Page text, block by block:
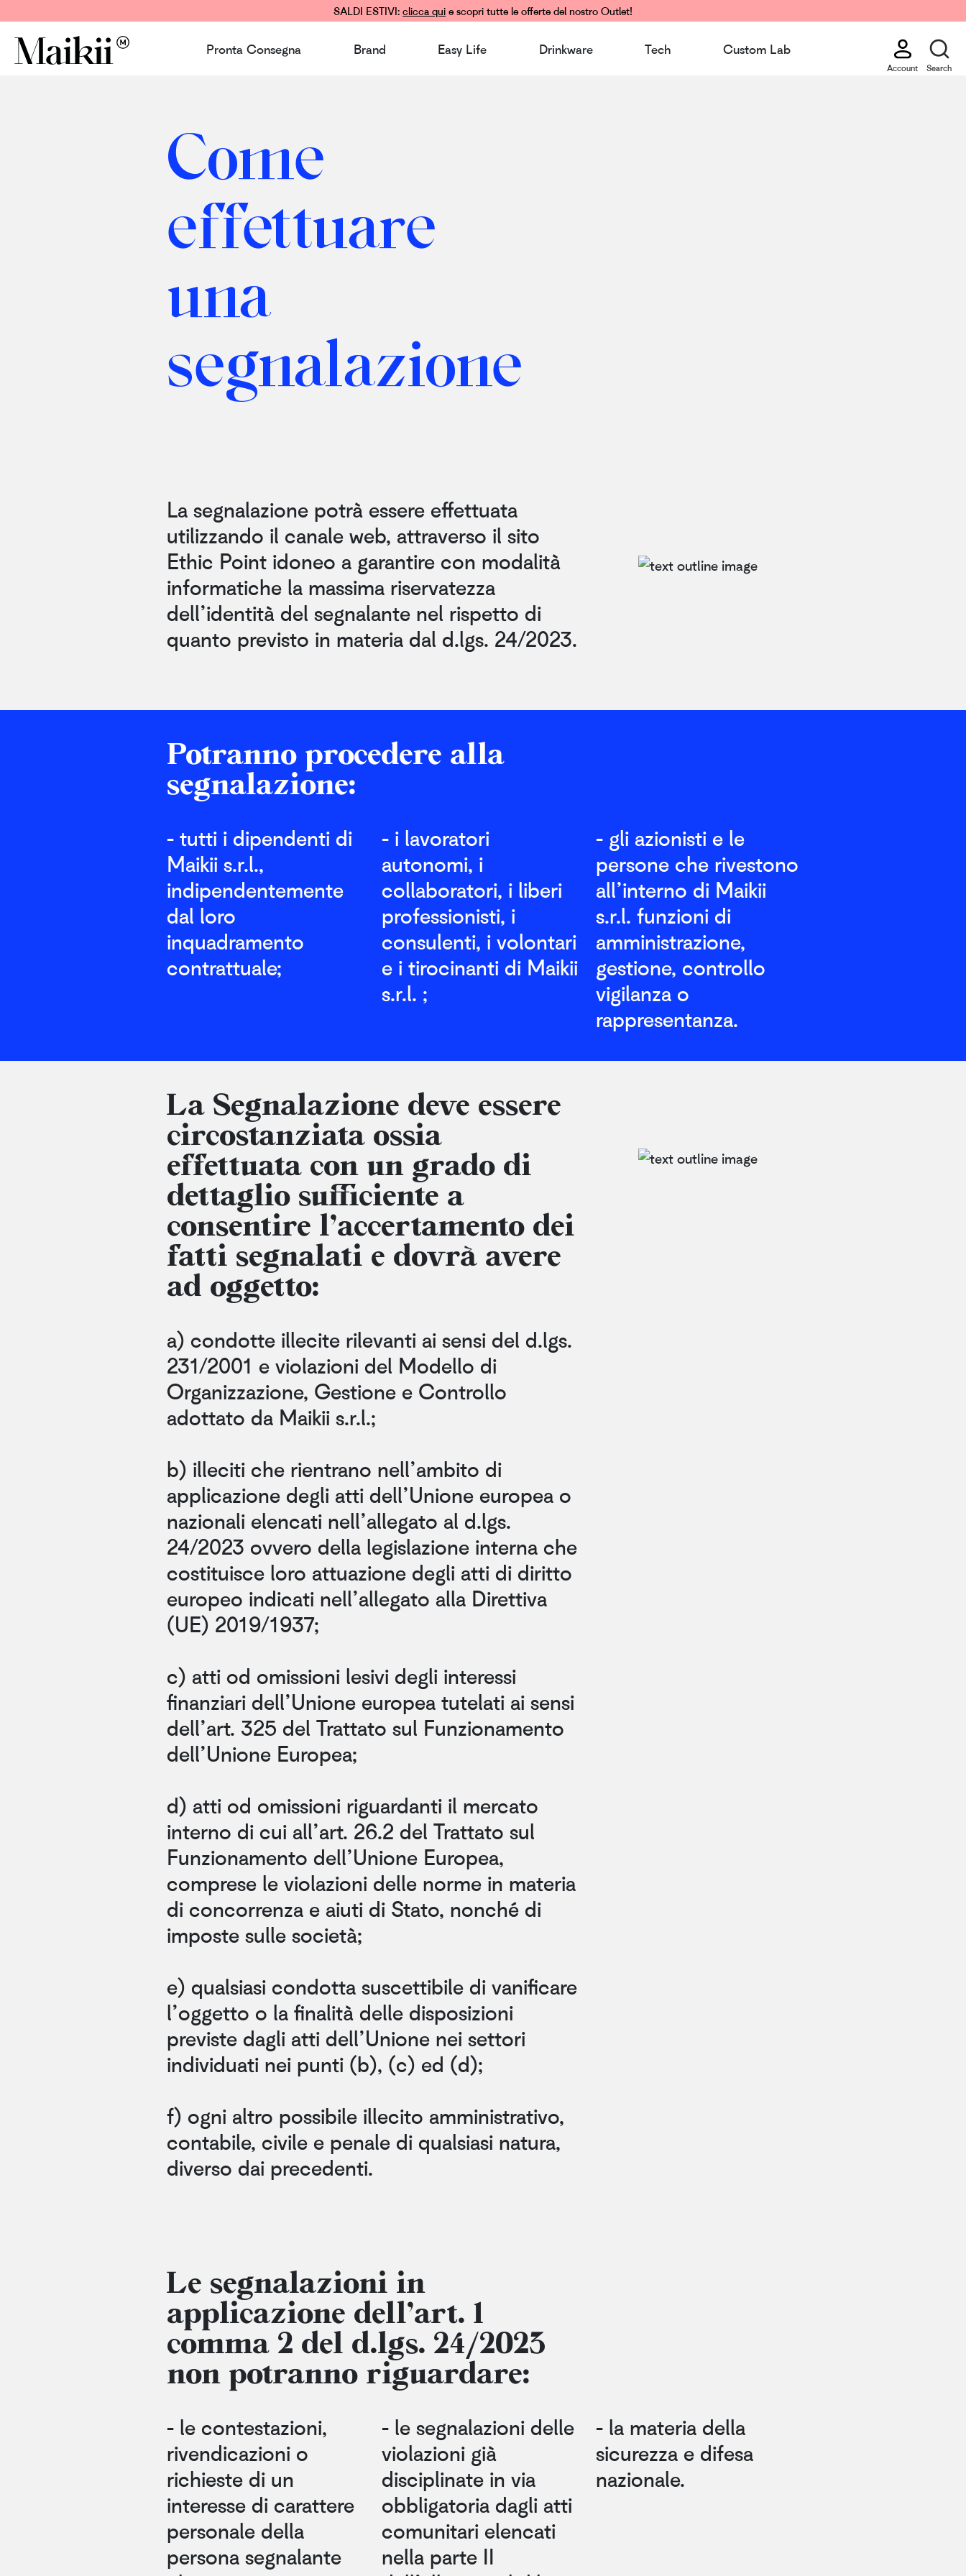
SALDI ESTIVI: clicca qui e scopri tutte le offerte del nostro Outlet!
Pronta Consegna Brand Easy Life Drinkware Tech Custom Lab
Account Search
Come
effettuare
una
segnalazione
La segnalazione potrà essere effettuata
utilizzando il canale web, attraverso il sito
Ethic Point idoneo a garantire con modalità
informatiche la massima riservatezza
dell’identità del segnalante nel rispetto di
quanto previsto in materia dal d.lgs. 24/2023.
Potranno procedere alla
segnalazione:
- tutti i dipendenti di
Maikii s.r.l.,
indipendentemente
dal loro
inquadramento
contrattuale;
- i lavoratori
autonomi, i
collaboratori, i liberi
professionisti, i
consulenti, i volontari
e i tirocinanti di Maikii
s.r.l. ;
- gli azionisti e le
persone che rivestono
all’interno di Maikii
s.r.l. funzioni di
amministrazione,
gestione, controllo
vigilanza o
rappresentanza.
La Segnalazione deve essere
circostanziata ossia
effettuata con un grado di
dettaglio sufficiente a
consentire l’accertamento dei
fatti segnalati e dovrà avere
ad oggetto:
a) condotte illecite rilevanti ai sensi del d.lgs.
231/2001 e violazioni del Modello di
Organizzazione, Gestione e Controllo
adottato da Maikii s.r.l.;
b) illeciti che rientrano nell’ambito di
applicazione degli atti dell’Unione europea o
nazionali elencati nell’allegato al d.lgs.
24/2023 ovvero della legislazione interna che
costituisce loro attuazione degli atti di diritto
europeo indicati nell’allegato alla Direttiva
(UE) 2019/1937;
c) atti od omissioni lesivi degli interessi
finanziari dell’Unione europea tutelati ai sensi
dell’art. 325 del Trattato sul Funzionamento
dell’Unione Europea;
d) atti od omissioni riguardanti il mercato
interno di cui all’art. 26.2 del Trattato sul
Funzionamento dell’Unione Europea,
comprese le violazioni delle norme in materia
di concorrenza e aiuti di Stato, nonché di
imposte sulle società;
e) qualsiasi condotta suscettibile di vanificare
l’oggetto o la finalità delle disposizioni
previste dagli atti dell’Unione nei settori
individuati nei punti (b), (c) ed (d);
f) ogni altro possibile illecito amministrativo,
contabile, civile e penale di qualsiasi natura,
diverso dai precedenti.
Le segnalazioni in
applicazione dell’art. 1
comma 2 del d.lgs. 24/2023
non potranno riguardare:
- le contestazioni,
rivendicazioni o
richieste di un
interesse di carattere
personale della
persona segnalante
- le segnalazioni delle
violazioni già
disciplinate in via
obbligatoria dagli atti
comunitari elencati
nella parte II
- la materia della
sicurezza e difesa
nazionale.